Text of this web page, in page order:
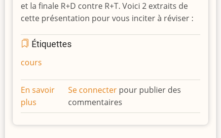
et la finale R+D contre R+T. Voici 2 extraits de
cette présentation pour vous inciter à réviser :
Étiquettes
cours
En savoir
plus
2
finales
Se connecterpour publier des
commentaires